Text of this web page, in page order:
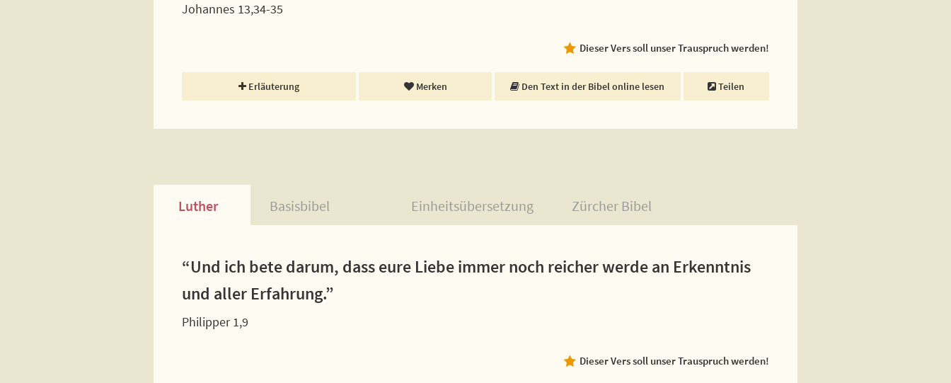
Johannes 13,34-35
Dieser Vers soll unser Trauspruch werden!
Erläuterung Merken Den Text in der Bibel online lesen Teilen
Luther Basisbibel Einheitsübersetzung Zürcher Bibel
“Und ich bete darum, dass eure Liebe immer noch reicher werde an Erkenntnis
und aller Erfahrung.”
Philipper 1,9
Dieser Vers soll unser Trauspruch werden!